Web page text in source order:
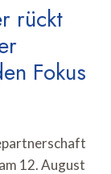
rückt
Fokus
12. August